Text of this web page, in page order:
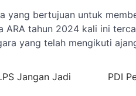
yang bertujuan untuk
ARA tahun 2024 kali ini
yang telah mengikuti
Jangan Jadi
PDI